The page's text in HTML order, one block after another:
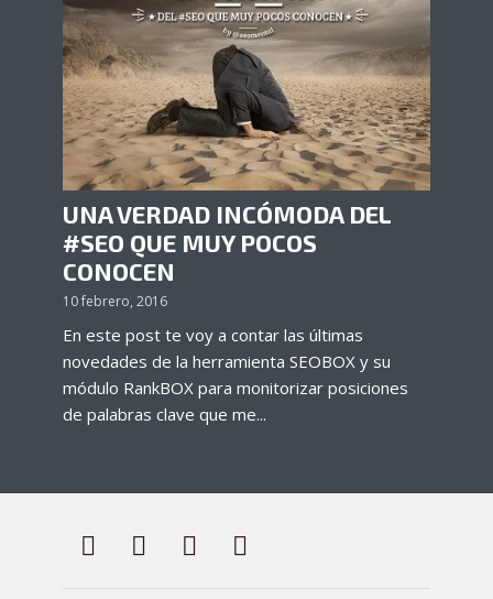
UNA VERDAD INCÓMODA DEL
#SEO QUE MUY POCOS
CONOCEN
10 febrero, 2016
En este post te voy a contar las últimas
novedades de la herramienta SEOBOX y su
módulo RankBOX para monitorizar posiciones
de palabras clave que me...